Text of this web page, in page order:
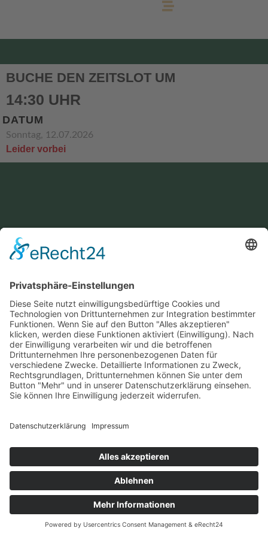
BUCHE DEN ZEITSLOT UM
14:30 UHR
DATUM
Sonntag, 12.07.2026
Leider vorbei
Ein Produkt von SYNTURA - Emotion,
Spaß und Herausforderung
KONTAKT
+49 7422 240693
Impressum Datenschutz­
© Hirschgrund Zipline Area
Vertrag widerrufen